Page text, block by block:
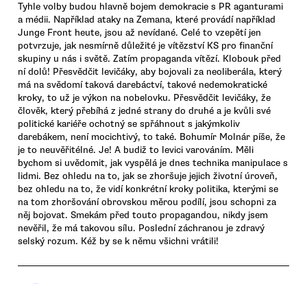
Tyhle volby budou hlavně bojem demokracie s PR aganturami
a médii. Například ataky na Zemana, které provádí například
Junge Front heute, jsou až nevídané. Celé to vzepětí jen
potvrzuje, jak nesmírně důležité je vítězství KS pro finanční
skupiny u nás i světě. Zatím propaganda vítězí. Klobouk před
ní dolů! Přesvědčit levičáky, aby bojovali za neoliberála, který
má na svědomí taková darebáctví, takové nedemokratické
kroky, to už je výkon na nobelovku. Přesvědčit levičáky, že
člověk, který přebíhá z jedné strany do druhé a je kvůli své
politické kariéře ochotný se spřáhnout s jakýmkoliv
darebákem, není mocichtivý, to také. Bohumír Molnár píše, že
je to neuvěřitélné. Je! A budiž to levici varováním. Měli
bychom si uvědomit, jak vyspělá je dnes technika manipulace s
lidmi. Bez ohledu na to, jak se zhoršuje jejich životní úroveň,
bez ohledu na to, že vidí konkrétní kroky politika, kterými se
na tom zhoršování obrovskou měrou podílí, jsou schopni za
něj bojovat. Smekám před touto propagandou, nikdy jsem
nevěřil, že má takovou sílu. Poslední záchranou je zdravý
selský rozum. Kéž by se k němu všichni vrátili!